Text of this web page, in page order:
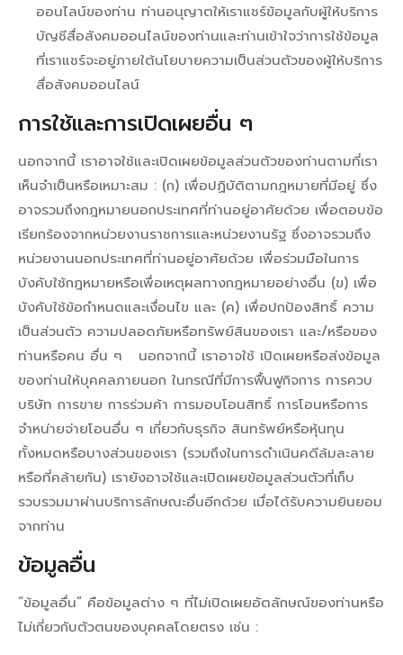
ออนไลน์ของท่าน ท่านอนุญาตให้เราแชร์ข้อมูลกับผู้ให้บริการ
บัญชีสื่อสังคมออนไลน์ของท่านและท่านเข้าใจว่าการใช้ข้อมูล
ที่เราแชร์จะอยู่ภายใต้นโยบายความเป็นส่วนตัวของผู้ให้บริการ
สื่อสังคมออนไลน์
การใช้และการเปิดเผยอื่น ๆ
นอกจากนี้ เราอาจใช้และเปิดเผยข้อมูลส่วนตัวของท่านตามที่เรา
เห็นจำเป็นหรือเหมาะสม : (ก) เพื่อปฏิบัติตามกฎหมายที่มีอยู่ ซึ่ง
อาจรวมถึงกฎหมายนอกประเทศที่ท่านอยู่อาศัยด้วย เพื่อตอบข้อ
เรียกร้องจากหน่วยงานราชการและหน่วยงานรัฐ ซึ่งอาจรวมถึง
หน่วยงานนอกประเทศที่ท่านอยู่อาศัยด้วย เพื่อร่วมมือในการ
บังคับใช้กฎหมายหรือเพื่อเหตุผลทางกฎหมายอย่างอื่น (ข) เพื่อ
บังคับใช้ข้อกำหนดและเงื่อนไข และ (ค) เพื่อปกป้องสิทธิ์ ความ
เป็นส่วนตัว ความปลอดภัยหรือทรัพย์สินของเรา และ/หรือของ
ท่านหรือคน อื่น ๆ นอกจากนี้ เราอาจใช้ เปิดเผยหรือส่งข้อมูล
ของท่านให้บุคคลภายนอก ในกรณีที่มีการฟื้นฟูกิจการ การควบ
บริษัท การขาย การร่วมค้า การมอบโอนสิทธิ์ การโอนหรือการ
จำหน่ายจ่ายโอนอื่น ๆ เกี่ยวกับธุรกิจ สินทรัพย์หรือหุ้นทุน
ทั้งหมดหรือบางส่วนของเรา (รวมถึงในการดำเนินคดีล้มละลาย
หรือที่คล้ายกัน) เรายังอาจใช้และเปิดเผยข้อมูลส่วนตัวที่เก็บ
รวบรวมมาผ่านบริการลักษณะอื่นอีกด้วย เมื่อได้รับความยินยอม
จากท่าน
ข้อมูลอื่น
“ข้อมูลอื่น” คือข้อมูลต่าง ๆ ที่ไม่เปิดเผยอัตลักษณ์ของท่านหรือ
ไม่เกี่ยวกับตัวตนของบุคคลโดยตรง เช่น :